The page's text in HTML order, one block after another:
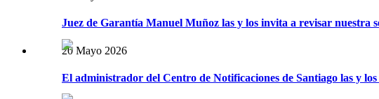
Juez de Garantía Manuel Muñoz las y los invita a revisar nuestra
20 Mayo 2026
El administrador del Centro de Notificaciones de Santiago las y